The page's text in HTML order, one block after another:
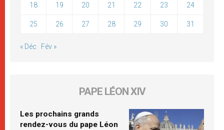
18 19 20 21 22 23 24
25 26 27 28 29 30 31
« Déc Fév »
PAPE LÉON XIV
Les prochains grands
rendez-vous du pape Léon